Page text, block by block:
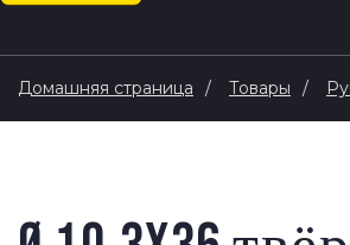
Домашняя страница Товары